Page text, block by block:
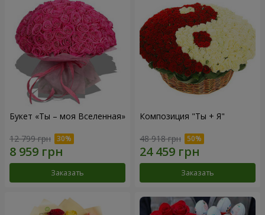
Букет «Ты – моя Вселенная»
12 799 грн
Заказать
Композиция "Ты + Я"
48 918 грн
Заказать